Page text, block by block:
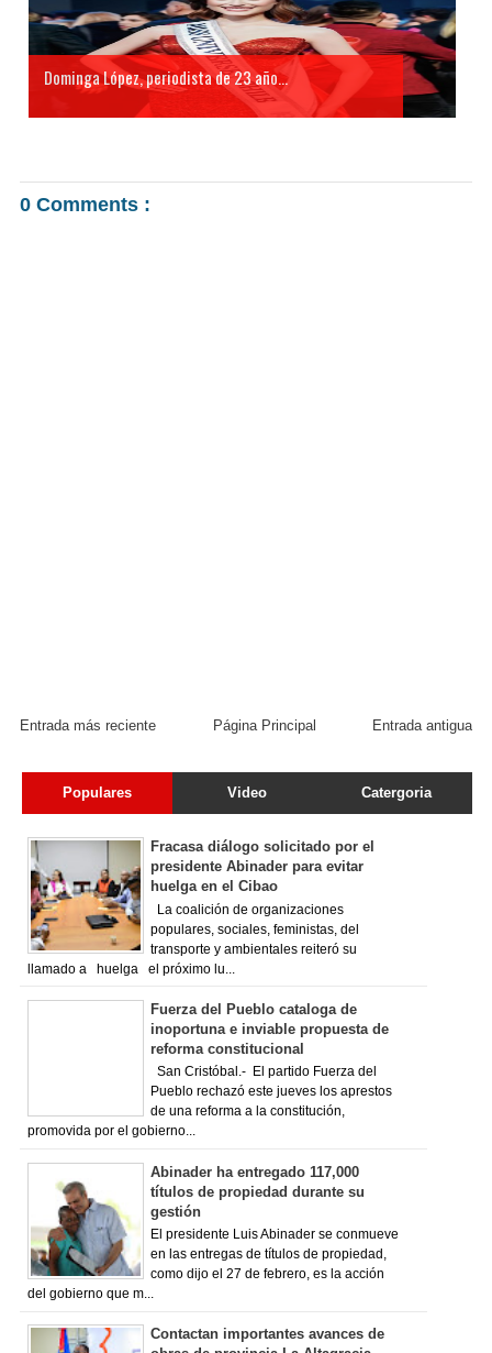
Dominga López, periodista de 23 año...
0 Comments :
Entrada más reciente Entrada antigua
Página Principal
Populares Video Catergoria
Fracasa diálogo solicitado por el
presidente Abinader para evitar
huelga en el Cibao
La coalición de organizaciones
populares, sociales, feministas, del
transporte y ambientales reiteró su
llamado a huelga el próximo lu...
Fuerza del Pueblo cataloga de
inoportuna e inviable propuesta de
reforma constitucional
San Cristóbal.- El partido Fuerza del
Pueblo rechazó este jueves los aprestos
de una reforma a la constitución,
promovida por el gobierno...
Abinader ha entregado 117,000
títulos de propiedad durante su
gestión
El presidente Luis Abinader se conmueve
en las entregas de títulos de propiedad,
como dijo el 27 de febrero, es la acción
del gobierno que m...
Contactan importantes avances de